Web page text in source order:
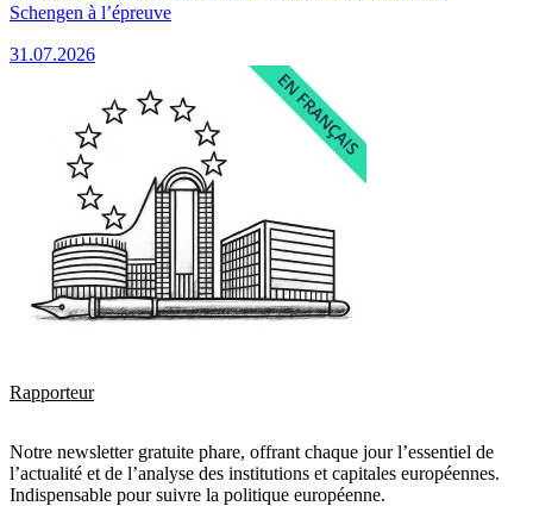
Schengen à l’épreuve
31.07.2026
Rapporteur
Notre newsletter gratuite phare, offrant chaque jour l’essentiel de
l’actualité et de l’analyse des institutions et capitales européennes.
Indispensable pour suivre la politique européenne.